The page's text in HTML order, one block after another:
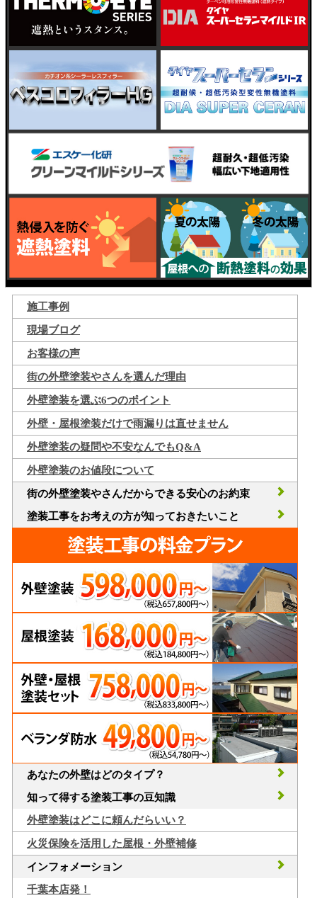
施工事例
現場ブログ
お客様の声
街の外壁塗装やさんを選んだ理由
外壁塗装を選ぶ6つのポイント
外壁・屋根塗装だけで雨漏りは直せません
外壁塗装の疑問や不安なんでもQ&A
外壁塗装のお値段について
街の外壁塗装やさんだからできる安心のお約束
塗装工事をお考えの方が知っておきたいこと
あなたの外壁はどのタイプ？
知って得する塗装工事の豆知識
外壁塗装はどこに頼んだらいい？
火災保険を活用した屋根・外壁補修
インフォメーション
千葉本店発！